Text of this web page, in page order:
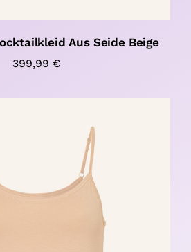
Aus Seide Beige
399,99 €